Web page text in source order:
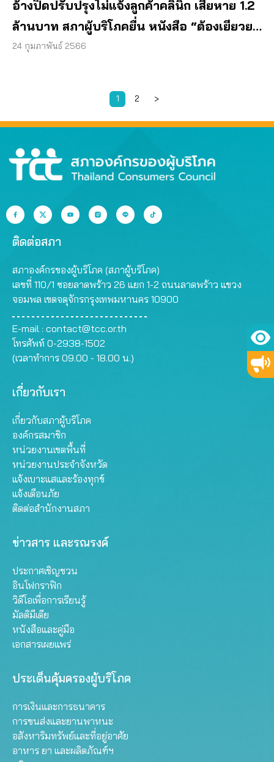
อ้างปิดปรับปรุงไม่แจ้งลูกค้าคลินิก เสียหาย 1.2
ล้านบาท สภาผู้บริโภคยื่น หนังสือ “ต้องเยียวยา
ผู้บริโภค”
24 กุมภาพันธ์ 2566
1 2 >
ติดต่อสภา
สภาองค์กรของผู้บริโภค (สภาผู้บริโภค)
เลขที่ 110/1 ซอยลาดพร้าว 26 แยก 1-2 ถนนลาดพร้าว แขวง
จอมพล เขตจตุจักรกรุงเทพมหานคร 10900
E-mail : contact@tcc.or.th
โทรศัพท์ 0-2938-1502
(เวลาทำการ 09.00 - 18.00 น.)
เกี่ยวกับเรา
เกี่ยวกับสภาผู้บริโภค
องค์กรสมาชิก
หน่วยงานเขตพื้นที่
หน่วยงานประจำจังหวัด
แจ้งเบาะแสและร้องทุกข์
แจ้งเตือนภัย
ติดต่อสำนักงานสภา
ข่าวสาร และรณรงค์
ประกาศเชิญชวน
อินโฟกราฟิก
วิดีโอเพื่อการเรียนรู้
มัลติมีเดีย
หนังสือและคู่มือ
เอกสารเผยแพร่
ประเด็นคุ้มครองผู้บริโภค
การเงินและการธนาคาร
การขนส่งและยานพาหนะ
อสังหาริมทรัพย์และที่อยู่อาศัย
อาหาร ยา และผลิตภัณฑ์ฯ